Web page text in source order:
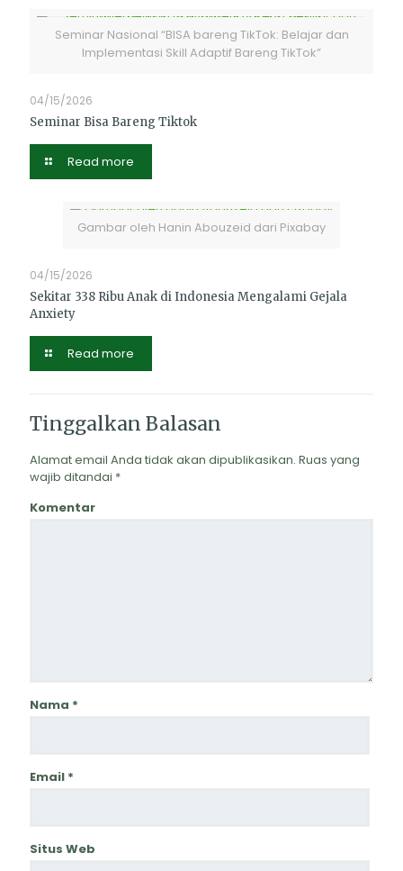
Seminar Nasional “BISA bareng TikTok: Belajar dan
Implementasi Skill Adaptif Bareng TikTok”
04/15/2026
Seminar Bisa Bareng Tiktok
Read more
Gambar oleh Hanin Abouzeid dari Pixabay
04/15/2026
Sekitar 338 Ribu Anak di Indonesia Mengalami Gejala
Anxiety
Read more
Tinggalkan Balasan
Alamat email Anda tidak akan dipublikasikan. Ruas yang
wajib ditandai *
Komentar
Nama *
Email *
Situs Web